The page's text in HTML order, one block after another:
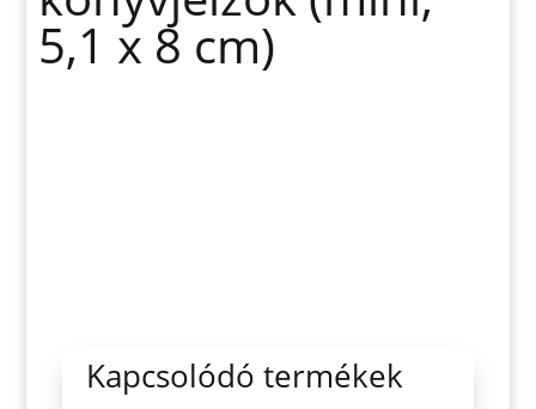
5,1 x 8 cm)
Kapcsolódó termékek